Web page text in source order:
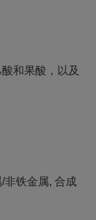
和果酸，以及
非铁金属, 合成